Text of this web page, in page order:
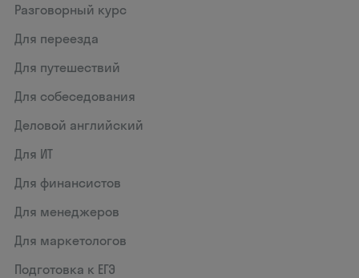
Разговорный курс
Для переезда
Для путешествий
Для собеседования
Деловой английский
Для ИТ
Для финансистов
Для менеджеров
Для маркетологов
Подготовка к ЕГЭ